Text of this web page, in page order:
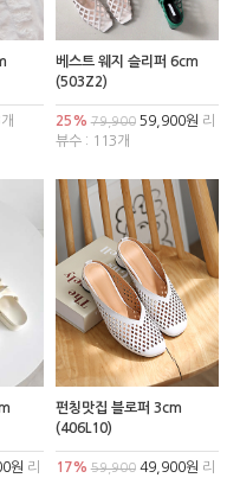
베스트 웨지 슬리퍼 6cm
(503Z2)
25% 79,90059,900원 리
뷰수 : 113개
원 리
펀칭맛집 블로퍼 3cm
(406L10)
17% 59,90049,900원 리